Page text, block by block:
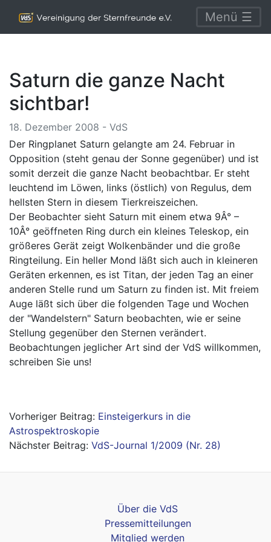
Menü ☰
Saturn die ganze Nacht
sichtbar!
18. Dezember 2008 - VdS
Der Ringplanet Saturn gelangte am 24. Februar in
Opposition (steht genau der Sonne gegenüber) und ist
somit derzeit die ganze Nacht beobachtbar. Er steht
leuchtend im Löwen, links (östlich) von Regulus, dem
hellsten Stern in diesem Tierkreiszeichen.
Der Beobachter sieht Saturn mit einem etwa 9Â° –
10Â° geöffneten Ring durch ein kleines Teleskop, ein
größeres Gerät zeigt Wolkenbänder und die große
Ringteilung. Ein heller Mond läßt sich auch in kleineren
Geräten erkennen, es ist Titan, der jeden Tag an einer
anderen Stelle rund um Saturn zu finden ist. Mit freiem
Auge läßt sich über die folgenden Tage und Wochen
der "Wandelstern" Saturn beobachten, wie er seine
Stellung gegenüber den Sternen verändert.
Beobachtungen jeglicher Art sind der VdS willkommen,
schreiben Sie uns!
Beitragsnavigation
Einsteigerkurs in die
Astrospektroskopie
VdS-Journal 1/2009 (Nr. 28)
Über die VdS
Pressemitteilungen
Mitglied werden